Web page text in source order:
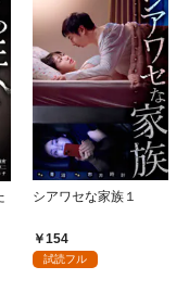
シアワセな家族１
154
試読フル